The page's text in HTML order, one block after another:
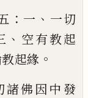
： 一 、 一切
、 空有教起
起緣 。
諸佛因中發